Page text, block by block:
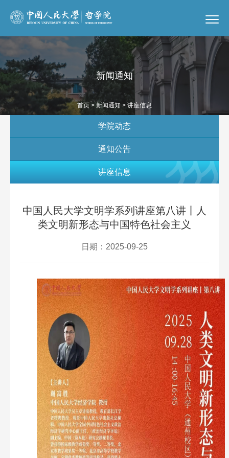
新闻通知
首页 > 新闻通知 > 讲座信息
学院动态
通知公告
讲座信息
中国人民大学文明学系列讲座第八讲丨人
类文明新形态与中国特色社会主义
日期：2025-09-25